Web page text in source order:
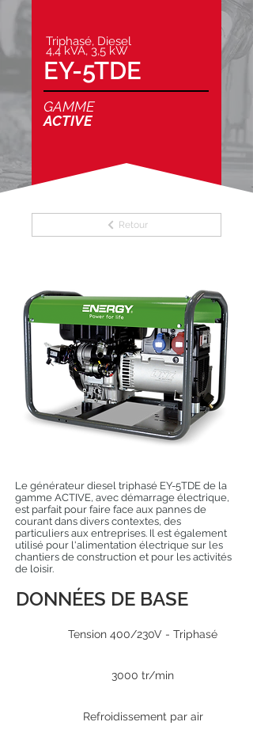
Triphasé, Diesel
4,4 kVA, 3,5 kW
EY-5TDE
GAMME
ACTIVE
Retour
Le générateur diesel triphasé EY-5TDE de la
gamme ACTIVE, avec démarrage électrique,
est parfait pour faire face aux pannes de
courant dans divers contextes, des
particuliers aux entreprises. Il est également
utilisé pour l'alimentation électrique sur les
chantiers de construction et pour les activités
de loisir.
DONNÉES DE BASE
Tension 400/230V - Triphasé
3000 tr/min
Refroidissement par air